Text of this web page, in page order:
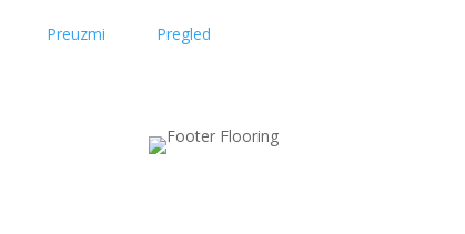
Preuzmi Pregled